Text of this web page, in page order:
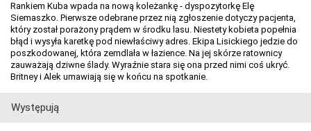
Rankiem Kuba wpada na nową koleżankę - dyspozytorkę Elę
Siemaszko. Pierwsze odebrane przez nią zgłoszenie dotyczy pacjenta,
który został porażony prądem w środku lasu. Niestety kobieta popełnia
błąd i wysyła karetkę pod niewłaściwy adres. Ekipa Lisickiego jedzie do
poszkodowanej, która zemdlała w łazience. Na jej skórze ratownicy
zauważają dziwne ślady. Wyraźnie stara się ona przed nimi coś ukryć.
Britney i Alek umawiają się w końcu na spotkanie.
Występują